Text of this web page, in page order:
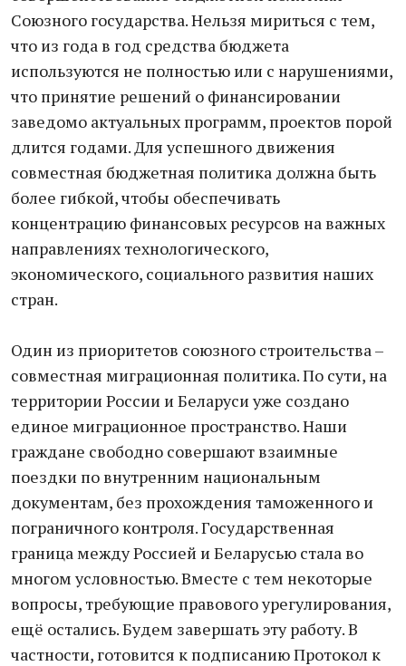
Союзного государства. Нельзя мириться с тем,
что из года в год средства бюджета
используются не полностью или с нарушениями,
что принятие решений о финансировании
заведомо актуальных программ, проектов порой
длится годами. Для успешного движения
совместная бюджетная политика должна быть
более гибкой, чтобы обеспечивать
концентрацию финансовых ресурсов на важных
направлениях технологического,
экономического, социального развития наших
стран.
Один из приоритетов союзного строительства –
совместная миграционная политика. По сути, на
территории России и Беларуси уже создано
единое миграционное пространство. Наши
граждане свободно совершают взаимные
поездки по внутренним национальным
документам, без прохождения таможенного и
пограничного контроля. Государственная
граница между Россией и Беларусью стала во
многом условностью. Вместе с тем некоторые
вопросы, требующие правового урегулирования,
ещё остались. Будем завершать эту работу. В
частности, готовится к подписанию Протокол к